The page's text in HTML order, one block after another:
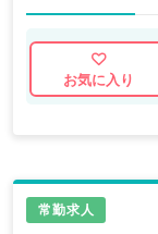
お気に入り
常勤求人